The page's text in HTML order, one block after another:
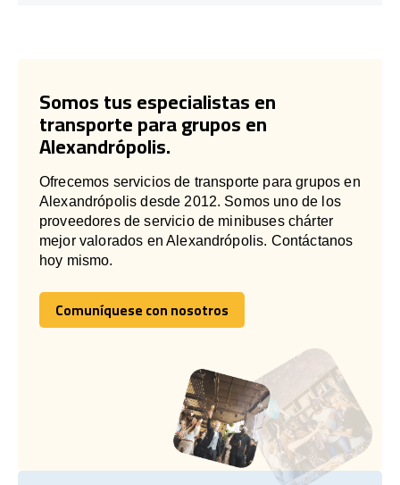
Somos tus especialistas en
transporte para grupos en
Alexandrópolis.
Ofrecemos servicios de transporte para grupos en
Alexandrópolis desde 2012. Somos uno de los
proveedores de servicio de minibuses chárter
mejor valorados en Alexandrópolis. Contáctanos
hoy mismo.
Comuníquese con nosotros
Comuníquese con nosotros